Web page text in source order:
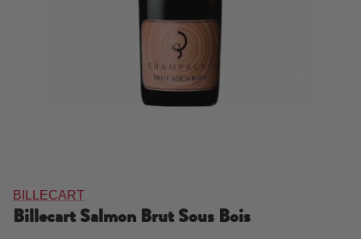
BILLECART
Billecart Salmon Brut Sous Bois